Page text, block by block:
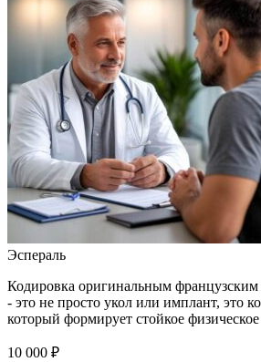
Эспераль
Кодировка оригинальным французским
- это не просто укол или имплант, это
который формирует стойкое
10 000 ₽